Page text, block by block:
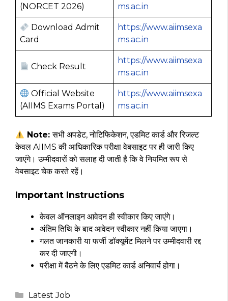
(NORCET 2026)
ms.ac.in
Download Admit
Card
https://www.aiimsexa
ms.ac.in
Check Result
https://www.aiimsexa
ms.ac.in
Official Website
(AIIMS Exams Portal)
https://www.aiimsexa
ms.ac.in
Note:सभी अपडेट, नोटिफिकेशन, एडमिट कार्ड और रिजल्ट
केवल AIIMS की आधिकारिक परीक्षा वेबसाइट पर ही जारी किए
जाएंगे। उम्मीदवारों को सलाह दी जाती है कि वे नियमित रूप से
वेबसाइट चेक करते रहें।
Important Instructions
केवल ऑनलाइन आवेदन ही स्वीकार किए जाएंगे।
अंतिम तिथि के बाद आवेदन स्वीकार नहीं किया जाएगा।
गलत जानकारी या फर्जी डॉक्यूमेंट मिलने पर उम्मीदवारी रद्द
कर दी जाएगी।
परीक्षा में बैठने के लिए एडमिट कार्ड अनिवार्य होगा।
Categories
Latest Job